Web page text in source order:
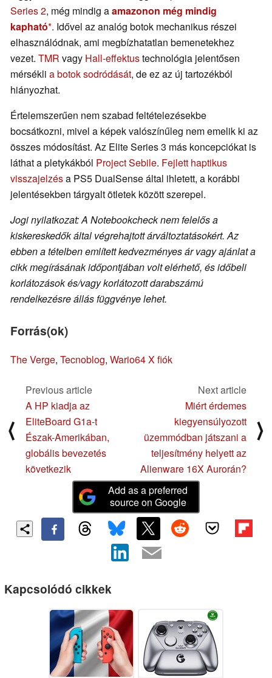
Series 2, még mindig aamazonon még mindig
kapható . Idővel az analóg botok mechanikus részei
elhasználódnak, ami megbízhatatlan bemenetekhez
vezet. TMR vagy Hall-effektustechnológia jelentősen
mérsékli a botok sodródását, de ez az új tartozékból
hiányozhat.
Értelemszerűen nem szabad feltételezésekbe
bocsátkozni, mivel a képek valószínűleg nem emelik ki az
összes módosítást. Az Elite Series 3 más koncepciókat is
láthat a pletykákból Project Sebile. Fejlett haptikus
visszajelzésa PS5 DualSense által ihletett, a korábbi
jelentésekben tárgyalt ötletek között szerepel.
Jogi nyilatkozat: A Notebookcheck nem felelős a
kiskereskedők által végrehajtott árváltoztatásokért. Az
ebben a tételben említett kedvezményes ár vagy ajánlat a
cikk megírásának időpontjában volt elérhető, és időbeli
korlátozások és/vagy korlátozott darabszámú
rendelkezésre állás függvénye lehet.
Forrás(ok)
The Verge, Tecnoblog, Wario64 X fiók
⟨
Previous article
A HP kiadja az
EliteBoard G1a-t
Észak-Amerikában,
globális bevezetés
következik
Next article
Miért érdemes
kiegyensúlyozott
üzemmódban játszani a
teljesítmény helyett az
Alienware 16X Aurorán?
⟩
Add as a preferred
source on Google
Kapcsolódó cikkek